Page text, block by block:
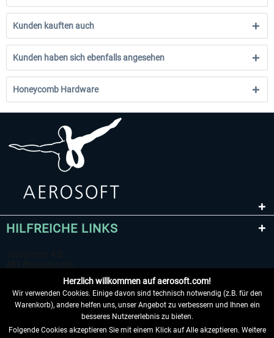
Kunden kauften auch
Kunden haben sich ebenfalls angesehen
Honeycomb Hardware
HILFREICHE LINKS
Herzlich willkommen auf aerosoft.com!
Wir verwenden Cookies. Einige davon sind technisch notwendig (z.B. für den
Warenkorb), andere helfen uns, unser Angebot zu verbessern und Ihnen ein
besseres Nutzererlebnis zu bieten.
Folgende Cookies akzeptieren Sie mit einem Klick auf Alle akzeptieren. Weitere